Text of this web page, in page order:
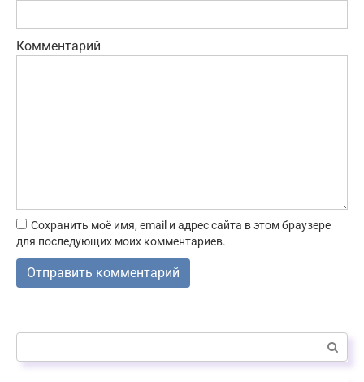
Комментарий
Сохранить моё имя, email и адрес сайта в этом браузере
для последующих моих комментариев.